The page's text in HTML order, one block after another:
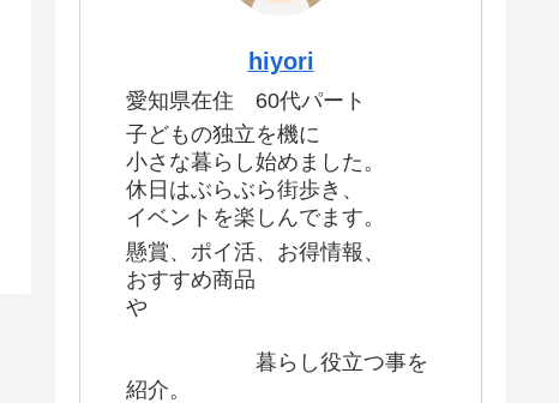
hiyori
愛知県在住 60代パート
子どもの独立を機に
小さな暮らし始めました。
休日はぶらぶら街歩き、
イベントを楽しんでます。
懸賞、ポイ活、お得情報、
おすすめ商品
や
暮らし役立つ事を
紹介。